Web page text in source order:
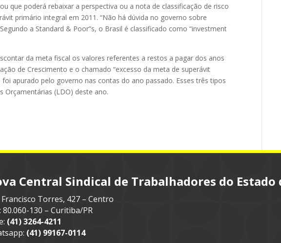
que poderá rebaixar a perspectiva ou a nota de classificação de risco
primário integral em 2011. “Não há dúvida no governo sobre
a Standard & Poor”s, o Brasil é classificado como “investment
da meta fiscal os valores referentes a restos a pagar dos anos
de Crescimento e o chamado “excesso da meta de superávit
apurado pelo governo nas contas do ano passado. Esses três tipos
Orçamentárias (LDO) deste ano.
Central Sindical de Trabalhadores do Estado
Francisco Torres, 427 – Centro
80.060-130 – Curitiba/PR
(41) 3264-4211
(41) 99167-0114